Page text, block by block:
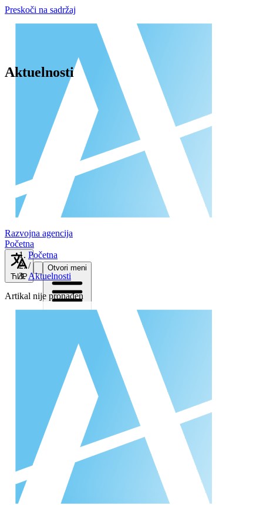
Preskoči na sadržaj
Razvojna agencija
Početna
ЋИР
Otvori meni
Aktuelnosti
Početna
/
Aktuelnosti
Artikal nije pronađen